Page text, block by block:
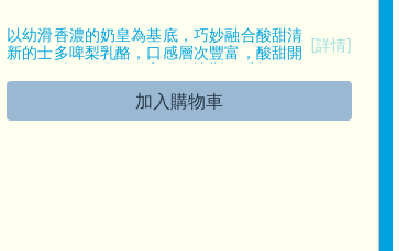
以幼滑香濃的奶皇為基底，巧妙融合酸甜清
新的士多啤梨乳酪，口感層次豐富，酸甜開
胃而不膩。每盒附送盲盒奧比斯可愛扣針一
個，為生活加添色彩。
鐵盒大小: 7.8 X 7.8 X 6(厘米)
[詳情]
加入購物車